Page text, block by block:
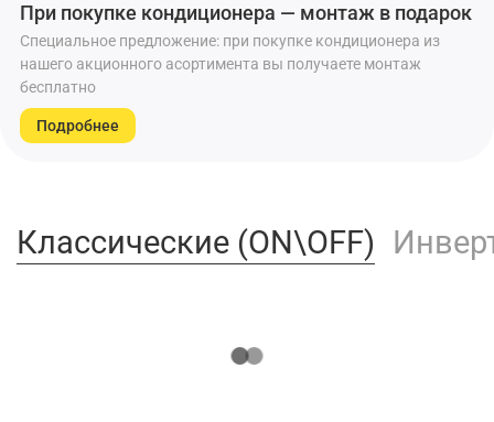
При покупке кондиционера — монтаж в подарок
Специальное предложение: при покупке кондиционера из
нашего акционного асортимента вы получаете монтаж
бесплатно
Подробнее
Классические (ON\OFF)